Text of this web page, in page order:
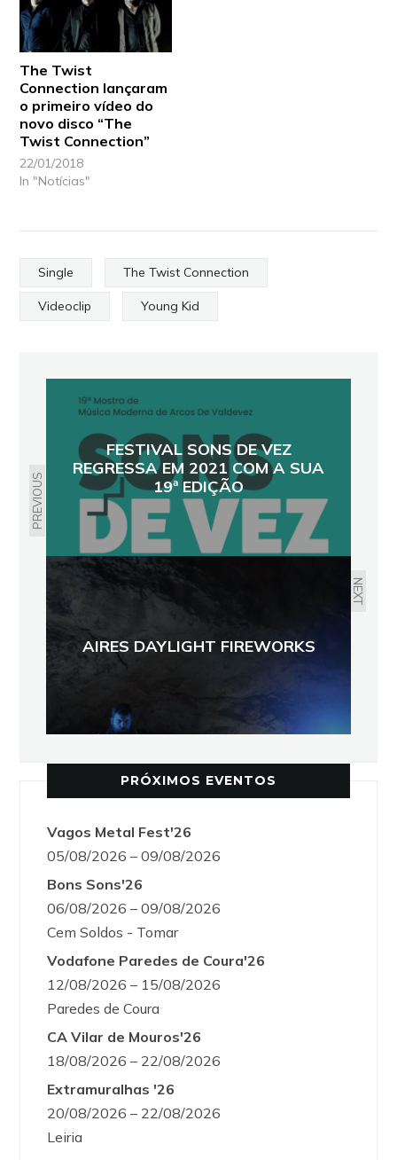
The Twist
Connection lançaram
o primeiro vídeo do
novo disco “The
Twist Connection”
22/01/2018
In "Notícias"
Single The Twist Connection
Videoclip Young Kid
PREVIOUS
FESTIVAL SONS DE VEZ
REGRESSA EM 2021 COM A SUA
19ª EDIÇÃO
NEXT
AIRES DAYLIGHT FIREWORKS
PRÓXIMOS EVENTOS
Vagos Metal Fest'26
05/08/2026 – 09/08/2026
Bons Sons'26
06/08/2026 – 09/08/2026
Cem Soldos - Tomar
Vodafone Paredes de Coura'26
12/08/2026 – 15/08/2026
Paredes de Coura
CA Vilar de Mouros'26
18/08/2026 – 22/08/2026
Extramuralhas '26
20/08/2026 – 22/08/2026
Leiria